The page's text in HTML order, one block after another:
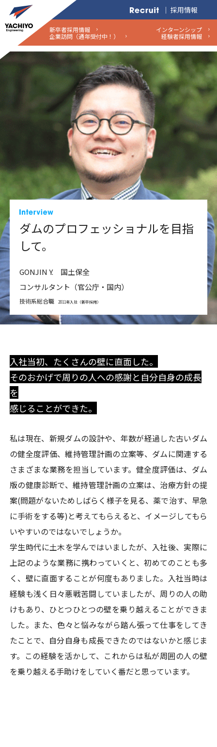
｜ 採用情報
新卒者採用情報
インターンシップ
企業訪問（通年受付中！）
経験者採用情報
ダムのプロフェッショナルを目指
して。
GONJIN Y. 国土保全
コンサルタント（官公庁・国内）
技術系総合職 2011年入社（新卒採用）
入社当初、たくさんの壁に直面した。
そのおかげで周りの人への感謝と自分自身の成長
を
感じることができた。
私は現在、新規ダムの設計や、年数が経過した古いダム
の健全度評価、維持管理計画の立案等、ダムに関連する
さまざまな業務を担当しています。健全度評価は、ダム
版の健康診断で、維持管理計画の立案は、治療方針の提
案(問題がないためしばらく様子を見る、薬で治す、早急
に手術をする等)と考えてもらえると、イメージしてもら
いやすいのではないでしょうか。
学生時代に土木を学んではいましたが、入社後、実際に
上記のような業務に携わっていくと、初めてのことも多
く、壁に直面することが何度もありました。入社当時は
経験も浅く日々悪戦苦闘していましたが、周りの人の助
けもあり、ひとつひとつの壁を乗り越えることができま
した。また、色々と悩みながら踏ん張って仕事をしてき
たことで、自分自身も成長できたのではないかと感じま
す。この経験を活かして、これからは私が周囲の人の壁
を乗り越える手助けをしていく番だと思っています。